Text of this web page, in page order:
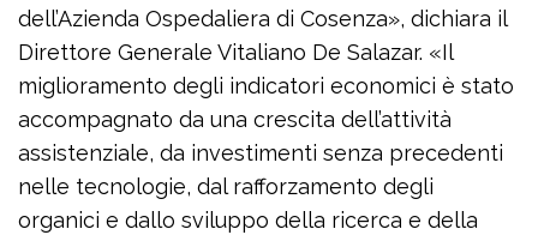
dell’Azienda Ospedaliera di Cosenza», dichiara il
Direttore Generale Vitaliano De Salazar. «Il
miglioramento degli indicatori economici è stato
accompagnato da una crescita dell’attività
assistenziale, da investimenti senza precedenti
nelle tecnologie, dal rafforzamento degli
organici e dallo sviluppo della ricerca e della